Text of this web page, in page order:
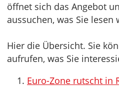
öffnet sich das Angebot
aussuchen, was Sie lesen
Hier die Übersicht. Sie
aufrufen, was Sie
Euro-Zone rutscht in